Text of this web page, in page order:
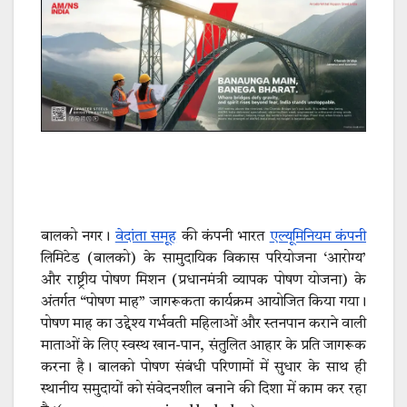
बालको नगर।वेदांता समूह की कंपनी भारत एल्यूमिनियम कंपनी
लिमिटेड (बालको) के सामुदायिक विकास परियोजना ‘आरोग्य’
और राष्ट्रीय पोषण मिशन (प्रधानमंत्री व्यापक पोषण योजना) के
अंतर्गत “पोषण माह” जागरूकता कार्यक्रम आयोजित किया गया।
पोषण माह का उद्देश्य गर्भवती महिलाओं और स्तनपान कराने वाली
माताओं के लिए स्वस्थ खान-पान, संतुलित आहार के प्रति जागरूक
करना है। बालको पोषण संबंधी परिणामों में सुधार के साथ ही
स्थानीय समुदायों को संवेदनशील बनाने की दिशा में काम कर रहा